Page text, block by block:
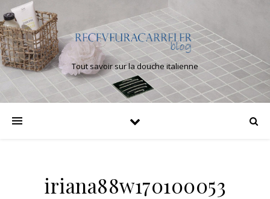
Tout savoir sur la douche italienne
iriana88w170100053